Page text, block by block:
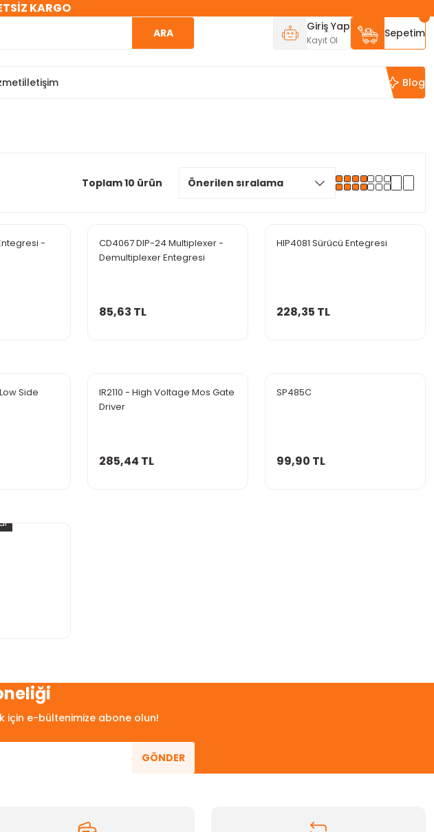
KARGO
ARA Giriş Yap
Kayıt Ol
Sepetim
İletişim Blog
Toplam 10 ürün
-
CD4067 DIP-24 Multiplexer -
Demultiplexer Entegresi
85,63 TL
HIP4081 Sürücü Entegresi
228,35 TL
Side
IR2110 - High Voltage Mos Gate
Driver
285,44 TL
SP485C
99,90 TL
için e-bültenimize abone olun!
GÖNDER